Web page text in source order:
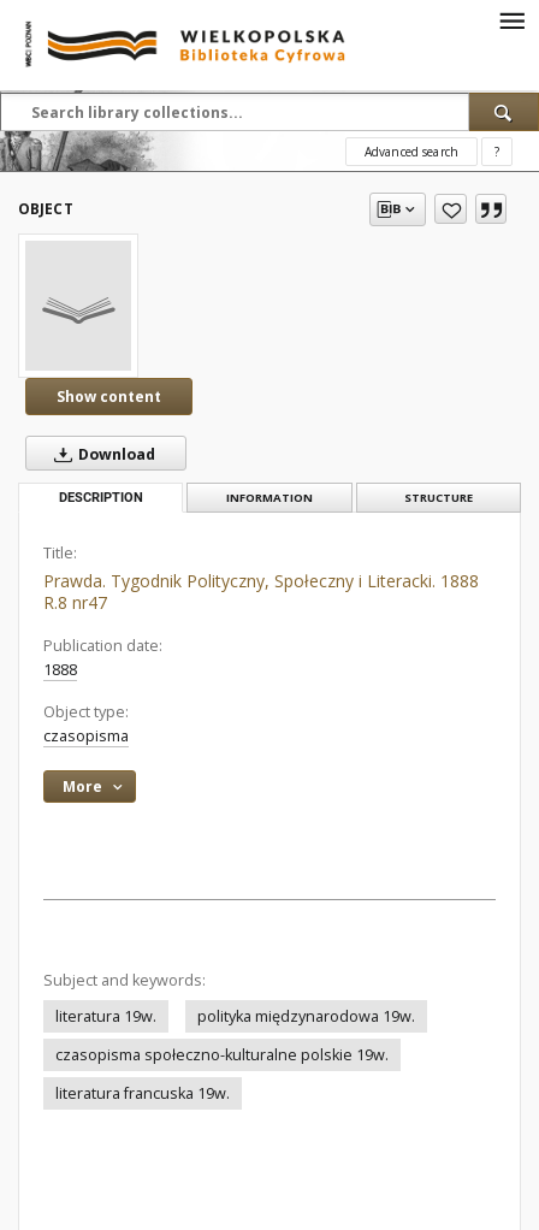
Advanced search ?
OBJECT
Show content
Download
DESCRIPTION INFORMATION STRUCTURE
Title:
Prawda. Tygodnik Polityczny, Społeczny i Literacki. 1888
R.8 nr47
Publication date:
1888
Object type:
czasopisma
More
Subject and keywords:
literatura 19w.
polityka międzynarodowa 19w.
czasopisma społeczno-kulturalne polskie 19w.
literatura francuska 19w.